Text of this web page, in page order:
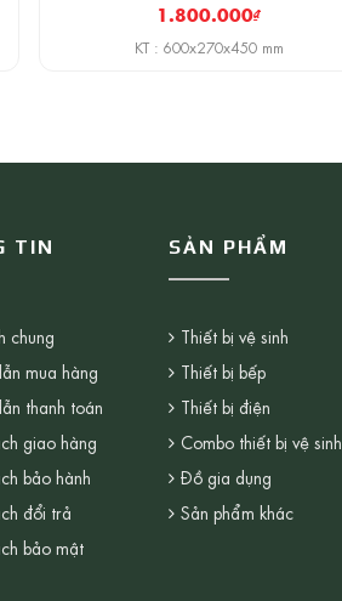
1.800.000₫
KT : 600x270x450 mm
TIN
chung
mua hàng
thanh toán
giao hàng
bảo hành
đổi trả
bảo mật
SẢN PHẨM
Thiết bị vệ sinh
Thiết bị bếp
Thiết bị điện
Combo thiết bị vệ sinh
Đồ gia dụng
Sản phẩm khác